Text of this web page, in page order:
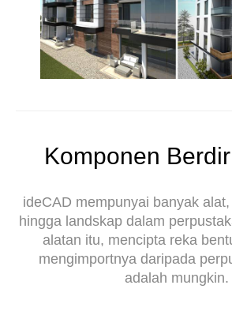
Komponen
ideCAD mempunyai banyak
hingga landskap dalam
alatan itu, mencipta reka
mengimportnya daripada
adalah mungkin.